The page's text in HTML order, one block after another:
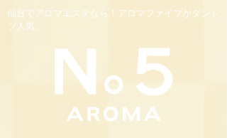
仙台でアロマエステなら！アロマファイブがダント
ツ人気。